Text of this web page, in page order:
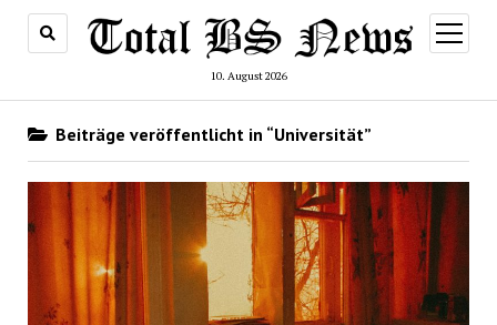
10. August 2026
Menü
öffnen
Beiträge veröffentlicht in “Universität”